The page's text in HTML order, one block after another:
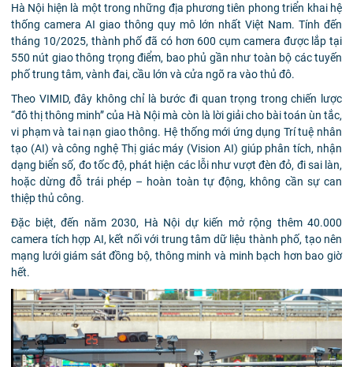
Hà Nội hiện là một trong những địa phương tiên phong triển khai hệ
thống camera AI giao thông quy mô lớn nhất Việt Nam. Tính đến
tháng 10/2025, thành phố đã có hơn 600 cụm camera được lắp tại
550 nút giao thông trọng điểm, bao phủ gần như toàn bộ các tuyến
phố trung tâm, vành đai, cầu lớn và cửa ngõ ra vào thủ đô.
Theo VIMID, đây không chỉ là bước đi quan trọng trong chiến lược
“đô thị thông minh” của Hà Nội mà còn là lời giải cho bài toán ùn tắc,
vi phạm và tai nạn giao thông. Hệ thống mới ứng dụng Trí tuệ nhân
tạo (AI) và công nghệ Thị giác máy (Vision AI) giúp phân tích, nhận
dạng biển số, đo tốc độ, phát hiện các lỗi như vượt đèn đỏ, đi sai làn,
hoặc dừng đỗ trái phép – hoàn toàn tự động, không cần sự can
thiệp thủ công.
Đặc biệt, đến năm 2030, Hà Nội dự kiến mở rộng thêm 40.000
camera tích hợp AI, kết nối với trung tâm dữ liệu thành phố, tạo nên
mạng lưới giám sát đồng bộ, thông minh và minh bạch hơn bao giờ
hết.